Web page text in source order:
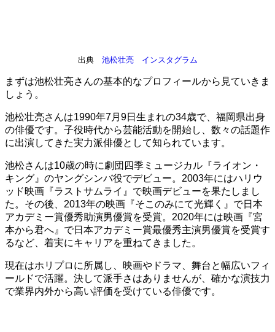
出典 池松壮亮 インスタグラム
まずは池松壮亮さんの基本的なプロフィールから見ていきま
しょう。
池松壮亮さんは1990年7月9日生まれの34歳で、福岡県出身
の俳優です。子役時代から芸能活動を開始し、数々の話題作
に出演してきた実力派俳優として知られています。
池松さんは10歳の時に劇団四季ミュージカル『ライオン・
キング』のヤングシンバ役でデビュー。2003年にはハリウ
ッド映画『ラストサムライ』で映画デビューを果たしまし
た。その後、2013年の映画『そこのみにて光輝く』で日本
アカデミー賞優秀助演男優賞を受賞。2020年には映画『宮
本から君へ』で日本アカデミー賞最優秀主演男優賞を受賞す
るなど、着実にキャリアを重ねてきました。
現在はホリプロに所属し、映画やドラマ、舞台と幅広いフィ
ールドで活躍。決して派手さはありませんが、確かな演技力
で業界内外から高い評価を受けている俳優です。